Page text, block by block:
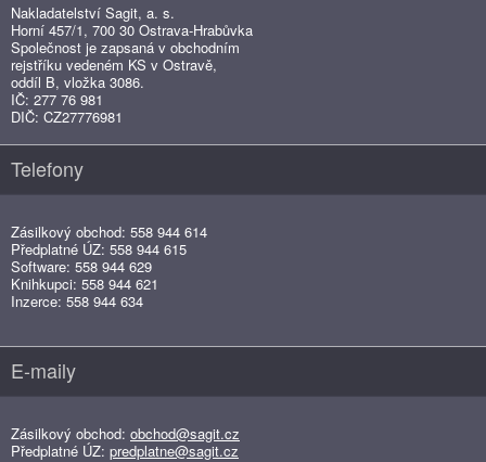
Nakladatelství Sagit, a. s.
Horní 457/1, 700 30 Ostrava-Hrabůvka
Společnost je zapsaná v obchodním
rejstříku vedeném KS v Ostravě,
oddíl B, vložka 3086.
IČ: 277 76 981
DIČ: CZ27776981
Telefony
Zásilkový obchod: 558 944 614
Předplatné ÚZ: 558 944 615
Software: 558 944 629
Knihkupci: 558 944 621
Inzerce: 558 944 634
E-maily
Zásilkový obchod: obchod@sagit.cz
Předplatné ÚZ: predplatne@sagit.cz